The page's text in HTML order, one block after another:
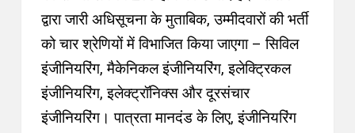
द्वारा जारी अधिसूचना के मुताबिक, उम्मीदवारों की भर्ती
को चार श्रेणियों में विभाजित किया जाएगा – सिविल
इंजीनियरिंग, मैकेनिकल इंजीनियरिंग, इलेक्ट्रिकल
इंजीनियरिंग, इलेक्ट्रॉनिक्स और दूरसंचार
इंजीनियरिंग। पात्रता मानदंड के लिए, इंजीनियरिंग